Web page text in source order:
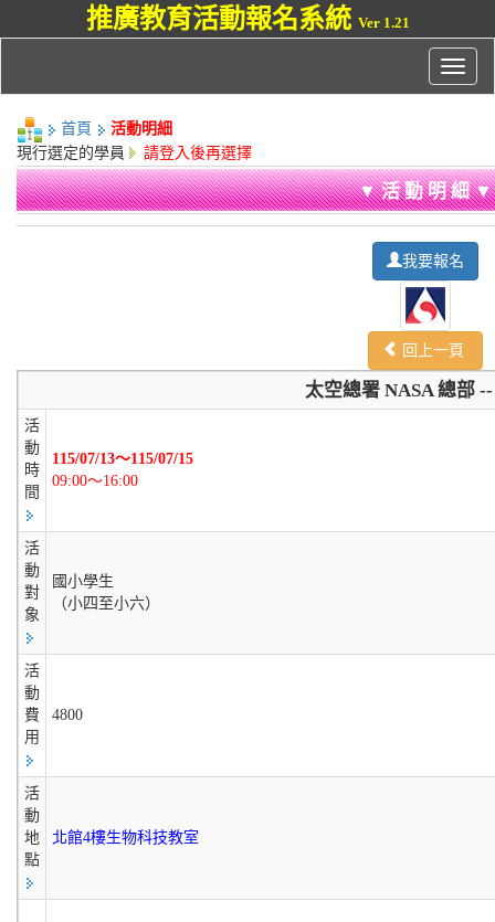
推廣教育活動報名系統 Ver 1.21
首頁
活動明細
現行選定的學員
請登入後再選擇
▼ 活 動 明 細 ▼
我要報名
回上一頁
太空總署 NASA 總部
活
動
時
間
115/07/13～115/07/15
09:00～16:00
活
動
對
象
國小學生
（小四至小六）
活
動
費
用
4800
活
動
地
點
北館4樓生物科技教室